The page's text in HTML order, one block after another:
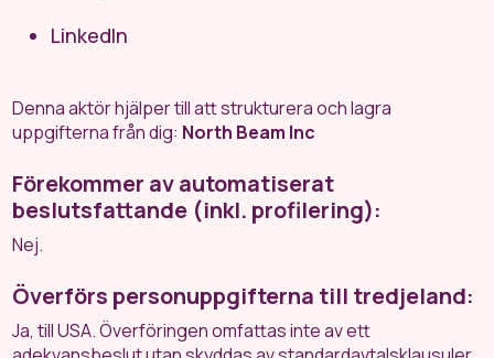
LinkedIn
Denna aktör hjälper till att strukturera och lagra
uppgifterna från dig: North Beam Inc
Förekommer av automatiserat
beslutsfattande (inkl. profilering):
Nej.
Överförs personuppgifterna till tredjeland:
Ja, till USA. Överföringen omfattas inte av ett